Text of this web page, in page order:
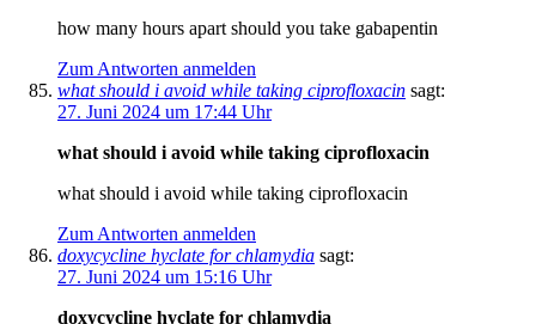
how many hours apart should you take gabapentin
Zum Antworten anmelden
what should i avoid while taking ciprofloxacin sagt:
27. Juni 2024 um 17:44 Uhr
what should i avoid while taking ciprofloxacin
what should i avoid while taking ciprofloxacin
Zum Antworten anmelden
doxycycline hyclate for chlamydia sagt:
27. Juni 2024 um 15:16 Uhr
doxycycline hyclate for chlamydia